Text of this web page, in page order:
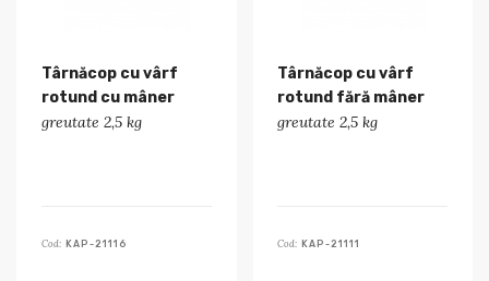
Târnăcop cu vârf
rotund cu mâner
greutate 2,5 kg
Cod: KAP-21116
Târnăcop cu vârf
rotund fără mâner
greutate 2,5 kg
Cod: KAP-21111